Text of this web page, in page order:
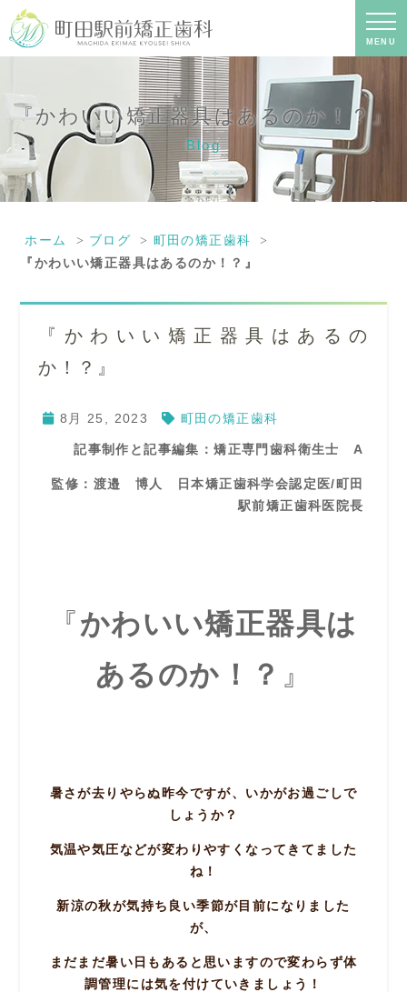
MENU
『かわいい矯正器具はあるのか！？』
｜町田の矯正歯科専門の歯科医院｜土
日診療-町田駅前矯正歯科
『かわいい矯正器具はあるのか！？』
Blog
ホーム ブログ
町田の矯正歯科
『かわいい矯正器具はあるのか！？』
『かわいい矯正器具はあるの
か！？』
8月 25, 2023 町田の矯正歯科
記事制作と記事編集：矯正専門歯科衛生士 A
監修：渡邉 博人 日本矯正歯科学会認定医/町田
駅前矯正歯科医院長
『かわいい矯正器具は
あるのか！？ 』
暑さが去りやらぬ昨今ですが、いかがお過ごしで
しょうか？
気温や気圧などが変わりやすくなってきてました
ね！
新涼の秋が気持ち良い季節が目前になりました
が、
まだまだ暑い日もあると思いますので変わらず体
調管理には気を付けていきましょう！